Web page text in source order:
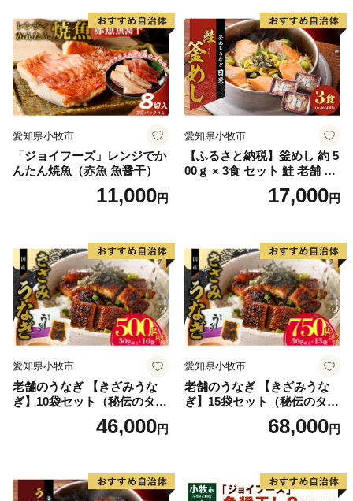
愛知県小牧市
「ジョイフーズ」レンジでか
んたん焼魚（赤魚 魚醤干）
11,000円
愛知県小牧市
【ふるさと納税】釜めし 約 5
00ｇ × 3食 セット 鮭 老舗 急
速冷凍 レンチン 時短 簡単調
理 食品 加工品 海鮮 手作り
り寄せグルメ 愛知県 小牧市
送料無料
17,000円
愛知県小牧市
老舗のうなぎ 【きざみうな
ぎ】10袋セット（秘伝のタレ
46,000円
愛知県小牧市
老舗のうなぎ 【きざみうな
ぎ】15袋セット（秘伝のタレ
68,000円